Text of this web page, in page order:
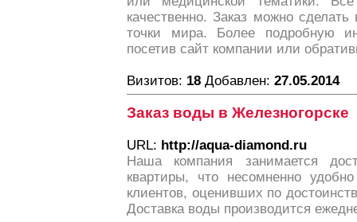
качественно. Заказ можно
точки мира. Более подробную
посетив сайт компании или
Визитов: 18 Добавлен: 27.05.2014
Заказ воды в Железногорске
URL: http://aqua-diamond.ru
Наша компания занимается
квартиры, что несомненно
клиентов, оценивших по
Доставка воды производится